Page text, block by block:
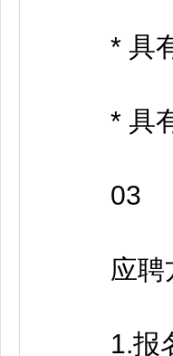
* 具有
* 具有
03
应聘
1.报名